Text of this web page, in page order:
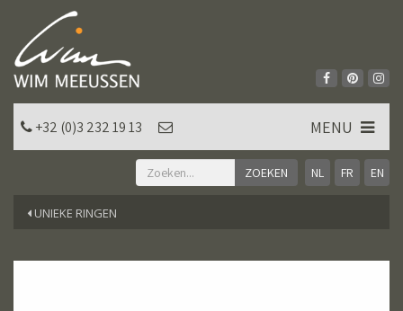
NL FR EN
+32 (0)3 232 19 13 MENU
UNIEKE RINGEN